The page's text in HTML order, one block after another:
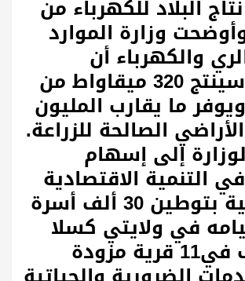
البلاد للكهرباء من
وزارة الموارد
والكهرباء أن
المشروع سينتج 320 ميقاواط من
ما يقارب المليون
الصالحة للزراعة.
إلى إسهام
التنمية الاقتصادية
والاجتماعية بتوطين 30 ألف أسرة
في ولايتي كسلا
والقضارف في11 قرية مزودة